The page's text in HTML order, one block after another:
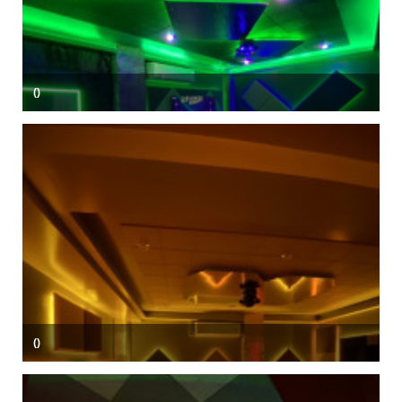
()
()